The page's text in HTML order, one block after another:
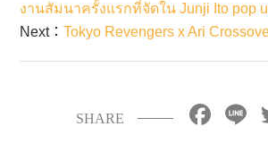
งานสัมนาครั้งแรกที่จัดใน Junji Ito pop
Next：Tokyo Revengers x Ari
SHARE